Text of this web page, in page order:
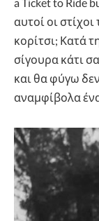
αυτοί οι
κορίτσι; Κατά
σίγουρα κάτι
και θα φύγω
αναμφίβολα